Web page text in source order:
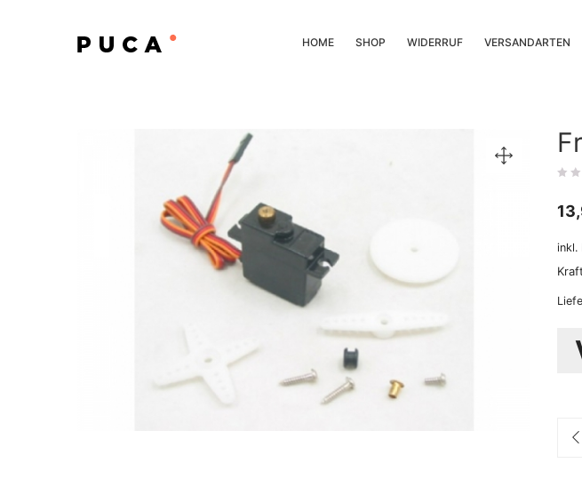
HOME SHOP WIDERRUF VERSANDARTEN
inkl.